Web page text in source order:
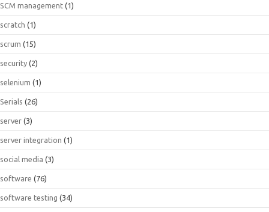
SCM management (1)
scratch (1)
scrum (15)
security (2)
selenium (1)
Serials (26)
server (3)
server integration (1)
social media (3)
software (76)
software testing (34)